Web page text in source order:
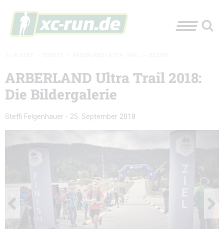
ARBERLAND Ultra Trail 2018:
Die Bildergalerie
Steffi Felgenhauer - 25. September 2018